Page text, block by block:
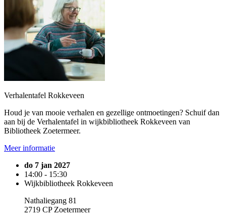
Verhalentafel Rokkeveen
Houd je van mooie verhalen en gezellige ontmoetingen? Schuif dan
aan bij de Verhalentafel in wijkbibliotheek Rokkeveen van
Bibliotheek Zoetermeer.
Meer informatie
do 7 jan 2027
14:00 - 15:30
Wijkbibliotheek Rokkeveen
Nathaliegang 81
2719 CP Zoetermeer